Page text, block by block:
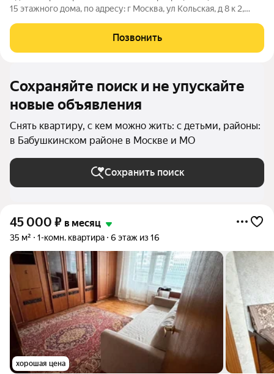
15 этажного дома, по адресу: г Москва, ул Кольская, д 8 к 2,
необходимым для проживания, заезжай и живи.
Позвонить
Сохраняйте поиск и не упускайте
новые объявления
Снять квартиру, с кем можно жить: с детьми, районы:
в Бабушкинском районе в Москве и МО
Сохранить поиск
45 000 ₽ в месяц
35 м² 1-комн. квартира 6 этаж из 16
хорошая цена